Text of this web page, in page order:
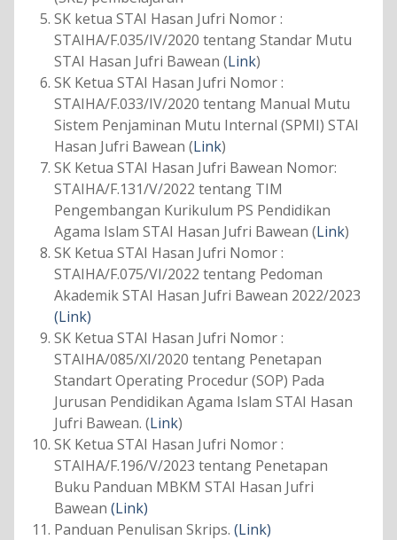
SK ketua STAI Hasan Jufri Nomor :
STAIHA/F.035/IV/2020 tentang Standar Mutu
STAI Hasan Jufri Bawean (Link)
SK Ketua STAI Hasan Jufri Nomor :
STAIHA/F.033/IV/2020 tentang Manual Mutu
Sistem Penjaminan Mutu Internal (SPMI) STAI
Hasan Jufri Bawean (Link)
SK Ketua STAI Hasan Jufri Bawean Nomor:
STAIHA/F.131/V/2022 tentang TIM
Pengembangan Kurikulum PS Pendidikan
Agama Islam STAI Hasan Jufri Bawean (Link)
SK Ketua STAI Hasan Jufri Nomor :
STAIHA/F.075/VI/2022 tentang Pedoman
Akademik STAI Hasan Jufri Bawean 2022/2023
(Link)
SK Ketua STAI Hasan Jufri Nomor :
STAIHA/085/XI/2020 tentang Penetapan
Standart Operating Procedur (SOP) Pada
Jurusan Pendidikan Agama Islam STAI Hasan
Jufri Bawean. (Link)
SK Ketua STAI Hasan Jufri Nomor :
STAIHA/F.196/V/2023 tentang Penetapan
Buku Panduan MBKM STAI Hasan Jufri
Bawean (Link)
Panduan Penulisan Skrips. (Link)